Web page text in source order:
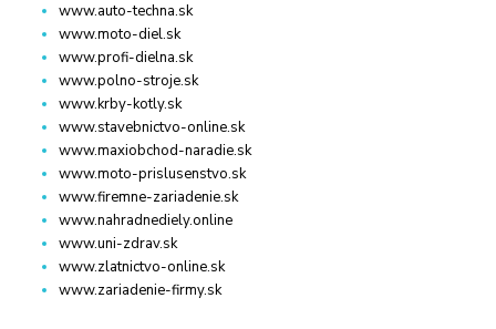
www.auto-techna.sk
www.moto-diel.sk
www.profi-dielna.sk
www.polno-stroje.sk
www.krby-kotly.sk
www.stavebnictvo-online.sk
www.maxiobchod-naradie.sk
www.moto-prislusenstvo.sk
www.firemne-zariadenie.sk
www.nahradnediely.online
www.uni-zdrav.sk
www.zlatnictvo-online.sk
www.zariadenie-firmy.sk